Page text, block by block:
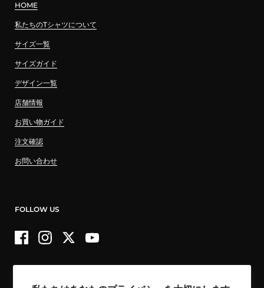
HOME
私たちのTシャツについて
サイズ一覧
サイズガイド
デザイン一覧
店舗情報
お買い物ガイド
注文確認
お問い合わせ
FOLLOW US
FacebookInstagramTwitterYouTube